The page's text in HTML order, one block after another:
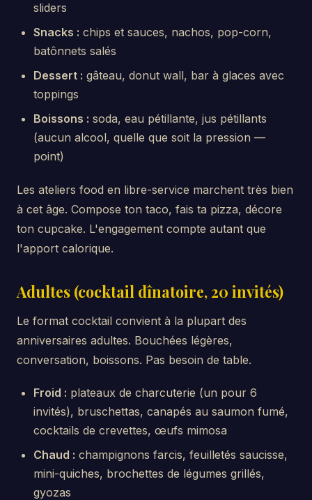
sliders
Snacks : chips et sauces, nachos, pop-corn,
batônnets salés
Dessert : gâteau, donut wall, bar à glaces avec
toppings
Boissons : soda, eau pétillante, jus pétillants
(aucun alcool, quelle que soit la pression —
point)
Les ateliers food en libre-service marchent très bien
à cet âge. Compose ton taco, fais ta pizza, décore
ton cupcake. L'engagement compte autant que
l'apport calorique.
Adultes (cocktail dînatoire, 20 invités)
Le format cocktail convient à la plupart des
anniversaires adultes. Bouchées légères,
conversation, boissons. Pas besoin de table.
Froid : plateaux de charcuterie (un pour 6
invités), bruschettas, canapés au saumon fumé,
cocktails de crevettes, œufs mimosa
Chaud : champignons farcis, feuilletés saucisse,
mini-quiches, brochettes de légumes grillés,
gyozas